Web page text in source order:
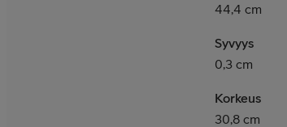
44,4 cm
Syvyys
0,3 cm
Korkeus
30,8 cm